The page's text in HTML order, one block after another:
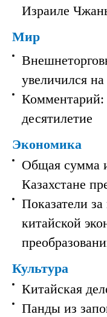
Израиле
Мир
увеличился
Комментарий:
десятилетие
Экономика
Общая сумма
Казахстане
Показатели
китайской
Культура
Китайская
Панды из